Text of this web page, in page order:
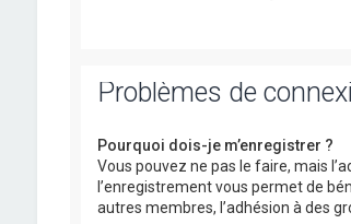
Problèmes de
Pourquoi dois-je m’enregistrer ?
Vous pouvez ne pas le faire, mais
l’enregistrement vous permet de
autres membres, l’adhésion à des